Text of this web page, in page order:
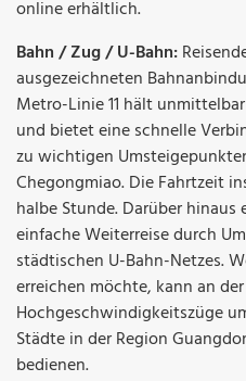
online erhältlich.
Bahn / Zug / U-Bahn:
ausgezeichneten
Metro-Linie 11 hält
und bietet eine schnelle
zu wichtigen
Chegongmiao. Die Fahrtzeit
halbe Stunde. Darüber
einfache Weiterreise durch
städtischen U-Bahn-Netzes.
erreichen möchte, kann an
Hochgeschwindigkeitszüge
Städte in der Region
bedienen.